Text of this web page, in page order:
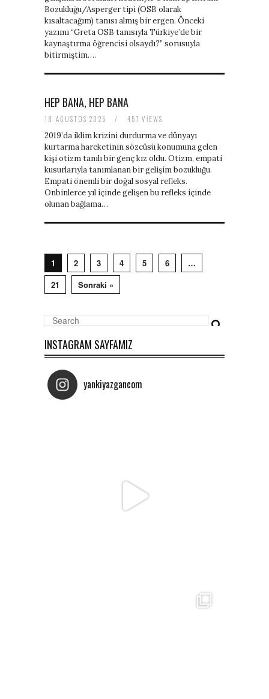
Bozukluğu/Asperger tipi (OSB olarak
kısaltacağım) tanısı almış bir ergen. Önceki
yazımı “Greta OSB tanısıyla Türkiye’de bir
kaynaştırma öğrencisi olsaydı?” sorusuyla
bitirmiştim….
HEP BANA, HEP BANA
18 AĞUSTOS 2025 / 457 VIEWS
2019’da iklim krizini durdurma ve dünyayı
kurtarma hareketinin sözcüsü konumuna gelen
kişi otizm tanılı bir genç kız oldu. Otizm, empati
kusurlarıyla tanımlanan bir gelişim bozukluğu.
Empati önemli bir doğal sosyal refleks.
Onbinlerce yıl içinde gelişen bu refleks içinde
olunan bağlama…
1 2 3 4 5 6
…
21
Sonraki »
INSTAGRAM SAYFAMIZ
yankiyazgancom